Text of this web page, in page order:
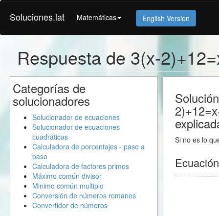
Soluciones.lat Matemáticas English Version
Respuesta de 3(x-
Si no es lo
Categorías de
solucionadores
Solucionador de ecuaciones
Solucionador de ecuaciones
cuadraticas
Calculadora de porcentajes - paso a
paso
Calculadora de factores primos
Máximo común divisor
Minimo común multiplo
Conversión de números romanos
Convertidor de números